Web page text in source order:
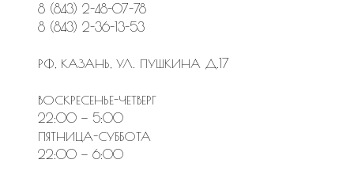
8 (843) 2-48-07-78
8 (843) 2-36-13-53
РФ, КАЗАНЬ, УЛ. ПУШКИНА Д.17
ВОСКРЕСЕНЬЕ-ЧЕТВЕРГ
22:00 — 5:00
ПЯТНИЦА-СУББОТА
22:00 — 6:00